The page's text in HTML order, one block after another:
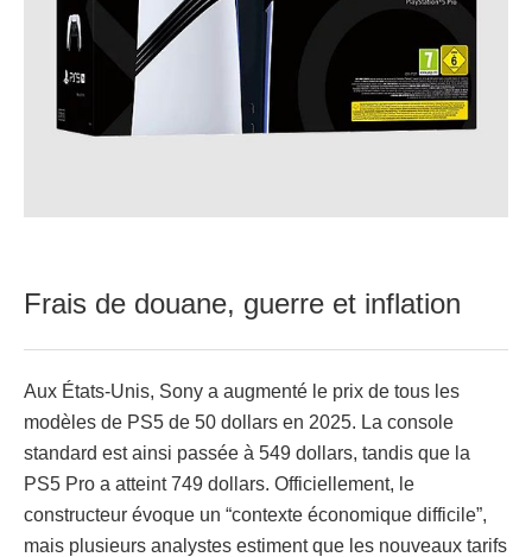
Frais de douane, guerre et inflation
Aux États-Unis, Sony a augmenté le prix de tous les
modèles de PS5 de 50 dollars en 2025. La console
standard est ainsi passée à 549 dollars, tandis que la
PS5 Pro a atteint 749 dollars. Officiellement, le
constructeur évoque un “contexte économique difficile”,
mais plusieurs analystes estiment que les nouveaux tarifs